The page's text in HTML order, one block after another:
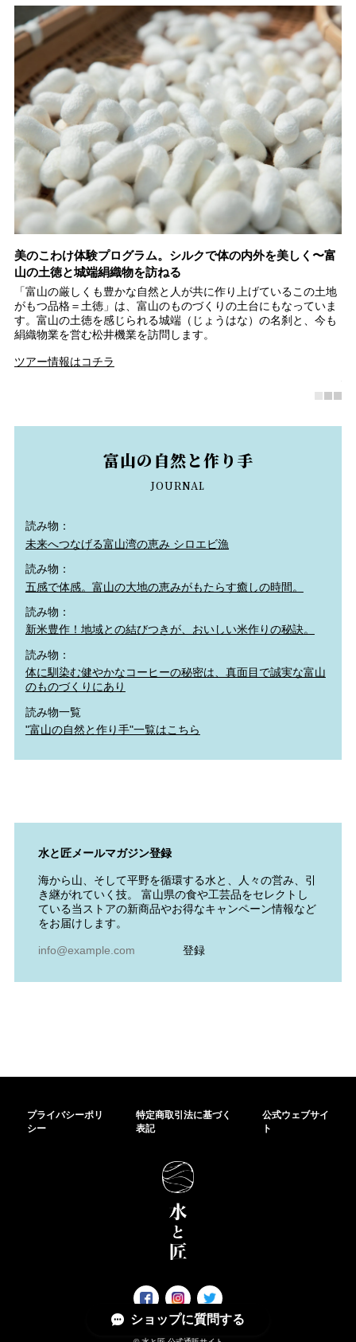
美のこわけ体験プログラム。シルクで体の内外を美しく〜富
山の土徳と城端絹織物を訪ねる
「富山の厳しくも豊かな自然と人が共に作り上げているこの土地
がもつ品格＝土徳」は、富山のものづくりの土台にもなっていま
す。富山の土徳を感じられる城端（じょうはな）の名刹と、今も
絹織物業を営む松井機業を訪問します。
ツアー情報はコチラ
富山の自然と作り手
JOURNAL
読み物：
未来へつなげる富山湾の恵み シロエビ漁
読み物：
五感で体感。富山の大地の恵みがもたらす癒しの時間。
読み物：
新米豊作！地域との結びつきが、おいしい米作りの秘訣。
読み物：
体に馴染む健やかなコーヒーの秘密は、真面目で誠実な富山
のものづくりにあり
読み物一覧
"富山の自然と作り手"一覧はこちら
水と匠メールマガジン登録
海から山、そして平野を循環する水と、人々の営み、引
き継がれていく技。 富山県の食や工芸品をセレクトし
ている当ストアの新商品やお得なキャンペーン情報など
をお届けします。
登録
プライバシーポリ
シー
特定商取引法に基づく
表記
公式ウェブサイ
ト
ショップに質問する